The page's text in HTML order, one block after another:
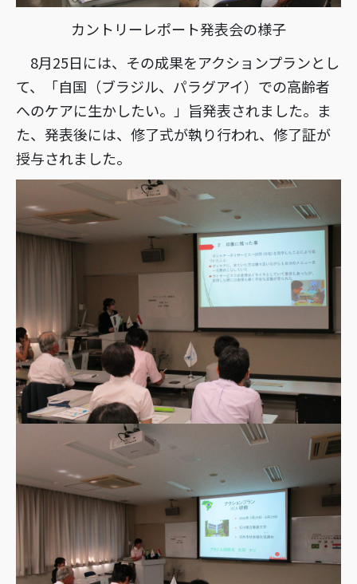
カントリーレポート発表会の様子
8月25日には、その成果をアクションプランとし
て、「自国（ブラジル、パラグアイ）での高齢者
へのケアに生かしたい。」旨発表されました。ま
た、発表後には、修了式が執り行われ、修了証が
授与されました。